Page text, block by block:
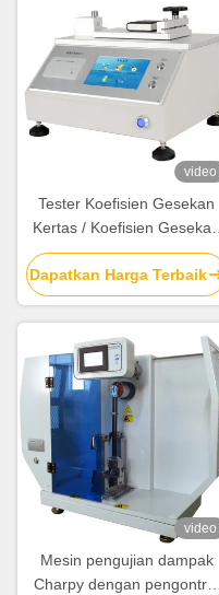
video
Tester Koefisien Gesekan
Kertas / Koefisien Gesekan
Film untuk Mengukur Film
Plastik
Dapatkan Harga Terbaik
video
Mesin pengujian dampak
Charpy dengan pengontrol